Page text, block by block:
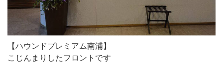
【ハウンドプレミアム南浦】
こじんまりしたフロントです